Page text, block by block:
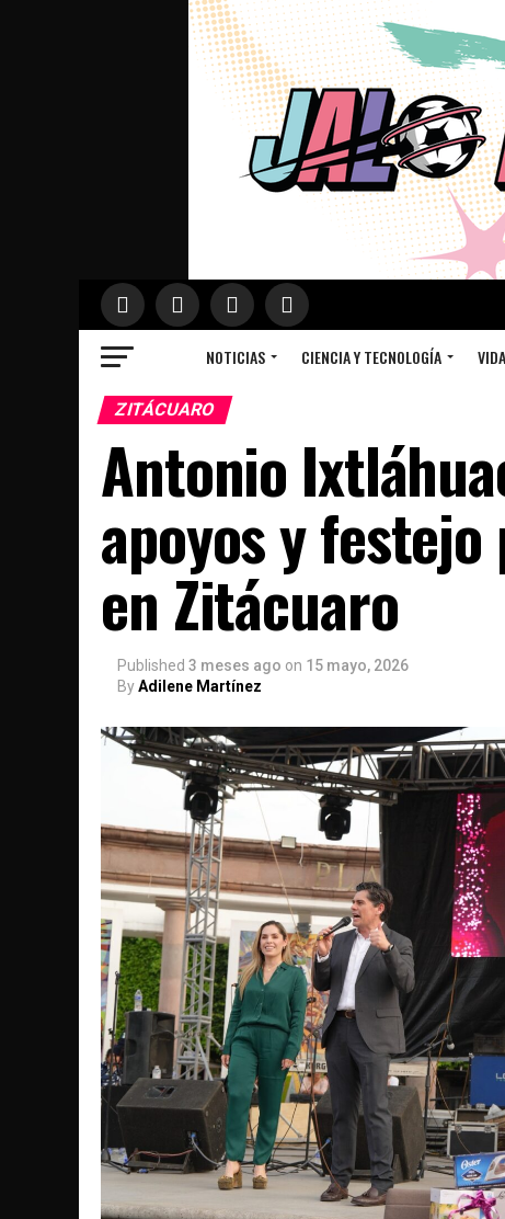
NOTICIAS CIENCIA Y TECNOLOGÍA
ZITÁCUARO
Antonio
apoyos y
en Zitácuaro
Published 3 meses ago on 15 mayo, 2026
ByAdilene Martínez